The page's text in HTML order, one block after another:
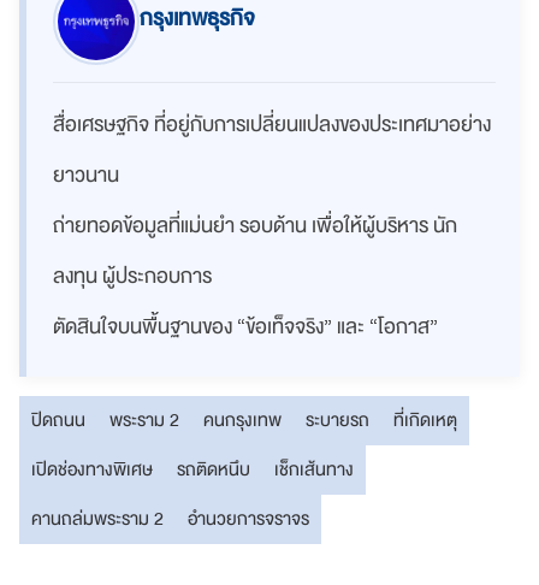
กรุงเทพธุรกิจ
สื่อเศรษฐกิจ ที่อยู่กับการเปลี่ยนแปลงของประเทศมาอย่าง
ยาวนาน
ถ่ายทอดข้อมูลที่แม่นยำ รอบด้าน เพื่อให้ผู้บริหาร นัก
ลงทุน ผู้ประกอบการ
ตัดสินใจบนพื้นฐานของ “ข้อเท็จจริง” และ “โอกาส”
ปิดถนน พระราม 2 คนกรุงเทพ ระบายรถ
ที่เกิดเหตุ
เปิดช่องทางพิเศษ
รถติดหนึบ
เช็กเส้นทาง
คานถล่มพระราม 2
อำนวยการจราจร